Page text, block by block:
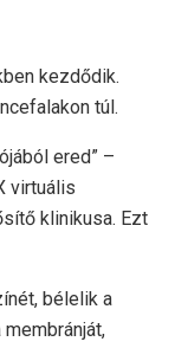
kezdődik.
túl.
ered” –
virtuális
klinikusa. Ezt
bélelik a